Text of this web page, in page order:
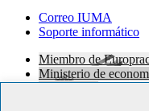
Correo IUMA
Soporte informático
Miembro de
Ministerio de